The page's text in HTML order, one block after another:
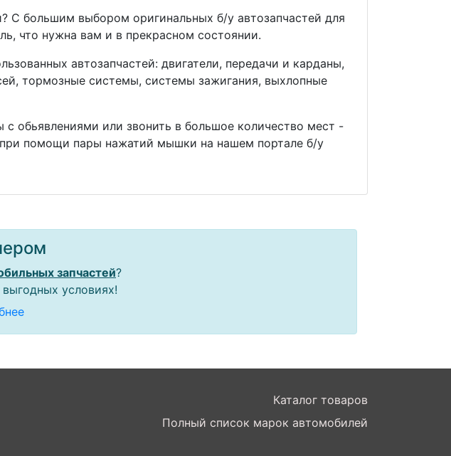
С большим выбором оригинальных б/у автозапчастей для
что нужна вам и в прекрасном состоянии.
автозапчастей: двигатели, передачи и карданы,
тормозные системы, системы зажигания, выхлопные
обьявлениями или звонить в большое количество мест -
при помощи пары нажатий мышки на нашем портале б/у
запчастей?
выгодных условиях!
Каталог товаров
Полный список марок автомобилей